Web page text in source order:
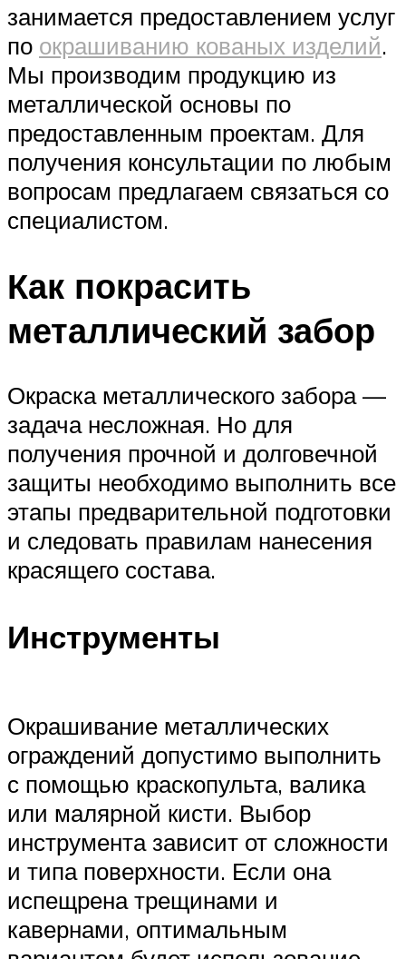
занимается предоставлением услуг
по окрашиванию кованых изделий.
Мы производим продукцию из
металлической основы по
предоставленным проектам. Для
получения консультации по любым
вопросам предлагаем связаться со
специалистом.
Как покрасить
металлический забор
Окраска металлического забора —
задача несложная. Но для
получения прочной и долговечной
защиты необходимо выполнить все
этапы предварительной подготовки
и следовать правилам нанесения
красящего состава.
Инструменты
Окрашивание металлических
ограждений допустимо выполнить
с помощью краскопульта, валика
или малярной кисти. Выбор
инструмента зависит от сложности
и типа поверхности. Если она
испещрена трещинами и
кавернами, оптимальным